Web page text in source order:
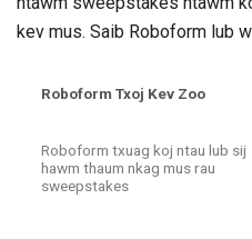
kev mus. Saib Roboform lub
Roboform Txoj Kev Zoo
Roboform txuag koj ntau lub sij
hawm thaum nkag mus rau
sweepstakes